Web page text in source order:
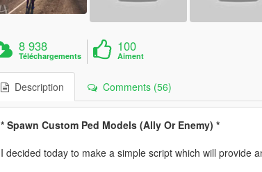
8 938
Téléchargements
100
Aiment
Description Comments (56)
* Spawn Custom Ped Models (Ally Or Enemy) *
I decided today to make a simple script which will provide